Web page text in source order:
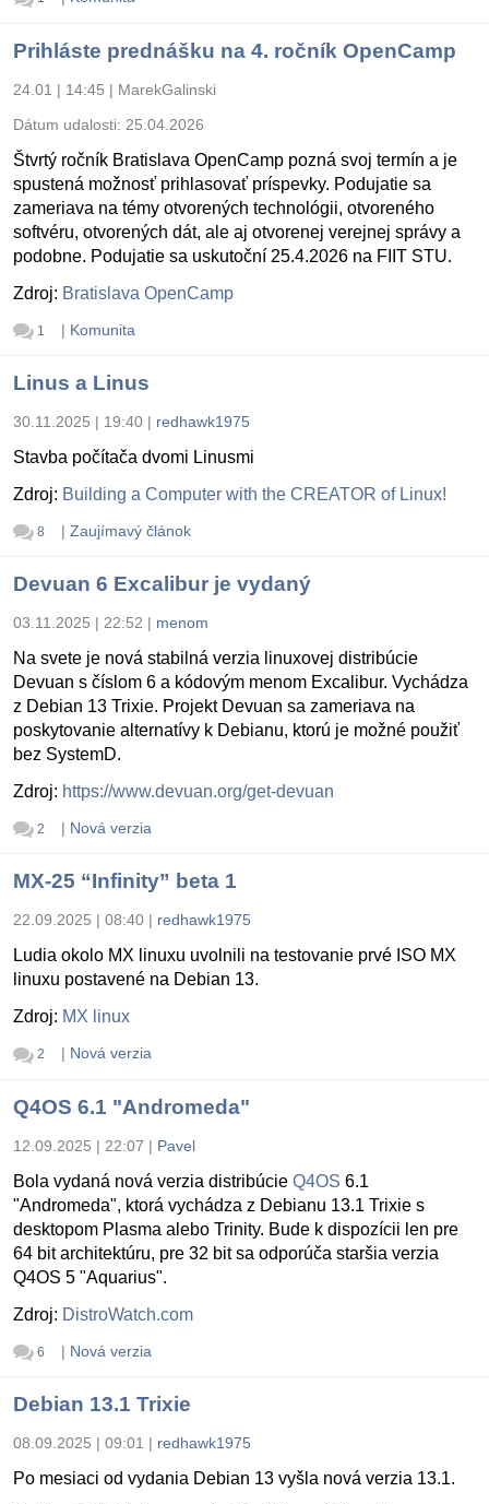
Prihláste prednášku na 4. ročník OpenCamp
24.01 | 14:45 | MarekGalinski
Dátum udalosti: 25.04.2026
Štvrtý ročník Bratislava OpenCamp pozná svoj termín a je
spustená možnosť prihlasovať príspevky. Podujatie sa
zameriava na témy otvorených technológii, otvoreného
softvéru, otvorených dát, ale aj otvorenej verejnej správy a
podobne. Podujatie sa uskutoční 25.4.2026 na FIIT STU.
Zdroj: Bratislava OpenCamp
1 | Komunita
Linus a Linus
30.11.2025 | 19:40 | redhawk1975
Stavba počítača dvomi Linusmi
Zdroj: Building a Computer with the CREATOR of Linux!
8 | Zaujímavý článok
Devuan 6 Excalibur je vydaný
03.11.2025 | 22:52 | menom
Na svete je nová stabilná verzia linuxovej distribúcie
Devuan s číslom 6 a kódovým menom Excalibur. Vychádza
z Debian 13 Trixie. Projekt Devuan sa zameriava na
poskytovanie alternatívy k Debianu, ktorú je možné použiť
bez SystemD.
Zdroj: https://www.devuan.org/get-devuan
2 | Nová verzia
MX-25 “Infinity” beta 1
22.09.2025 | 08:40 | redhawk1975
Ludia okolo MX linuxu uvolnili na testovanie prvé ISO MX
linuxu postavené na Debian 13.
Zdroj: MX linux
2 | Nová verzia
Q4OS 6.1 "Andromeda"
12.09.2025 | 22:07 | Pavel
Bola vydaná nová verzia distribúcie Q4OS 6.1
"Andromeda", ktorá vychádza z Debianu 13.1 Trixie s
desktopom Plasma alebo Trinity. Bude k dispozícii len pre
64 bit architektúru, pre 32 bit sa odporúča staršia verzia
Q4OS 5 "Aquarius".
Zdroj: DistroWatch.com
6 | Nová verzia
Debian 13.1 Trixie
08.09.2025 | 09:01 | redhawk1975
Po mesiaci od vydania Debian 13 vyšla nová verzia 13.1.